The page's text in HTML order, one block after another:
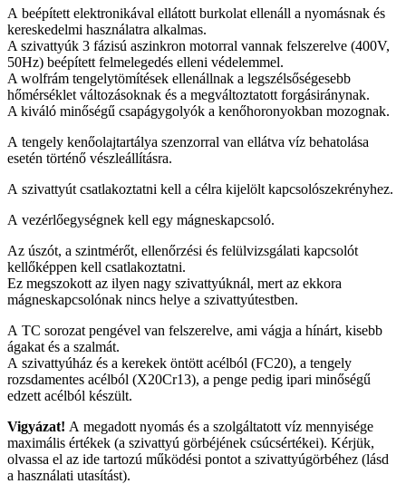
A beépített elektronikával ellátott burkolat ellenáll a nyomásnak és
kereskedelmi használatra alkalmas.
A szivattyúk 3 fázisú aszinkron motorral vannak felszerelve (400V,
50Hz) beépített felmelegedés elleni védelemmel.
A wolfrám tengelytömítések ellenállnak a legszélsőségesebb
hőmérséklet változásoknak és a megváltoztatott forgásiránynak.
A kiváló minőségű csapágygolyók a kenőhoronyokban mozognak.
A tengely kenőolajtartálya szenzorral van ellátva víz behatolása
esetén történő vészleállításra.
A szivattyút csatlakoztatni kell a célra kijelölt kapcsolószekrényhez.
A vezérlőegységnek kell egy mágneskapcsoló.
Az úszót, a szintmérőt, ellenőrzési és felülvizsgálati kapcsolót
kellőképpen kell csatlakoztatni.
Ez megszokott az ilyen nagy szivattyúknál, mert az ekkora
mágneskapcsolónak nincs helye a szivattyútestben.
A TC sorozat pengével van felszerelve, ami vágja a hínárt, kisebb
ágakat és a szalmát.
A szivattyúház és a kerekek öntött acélból (FC20), a tengely
rozsdamentes acélból (X20Cr13), a penge pedig ipari minőségű
edzett acélból készült.
Vigyázat! A megadott nyomás és a szolgáltatott víz mennyisége
maximális értékek (a szivattyú görbéjének csúcsértékei). Kérjük,
olvassa el az ide tartozú működési pontot a szivattyúgörbéhez (lásd
a használati utasítást).